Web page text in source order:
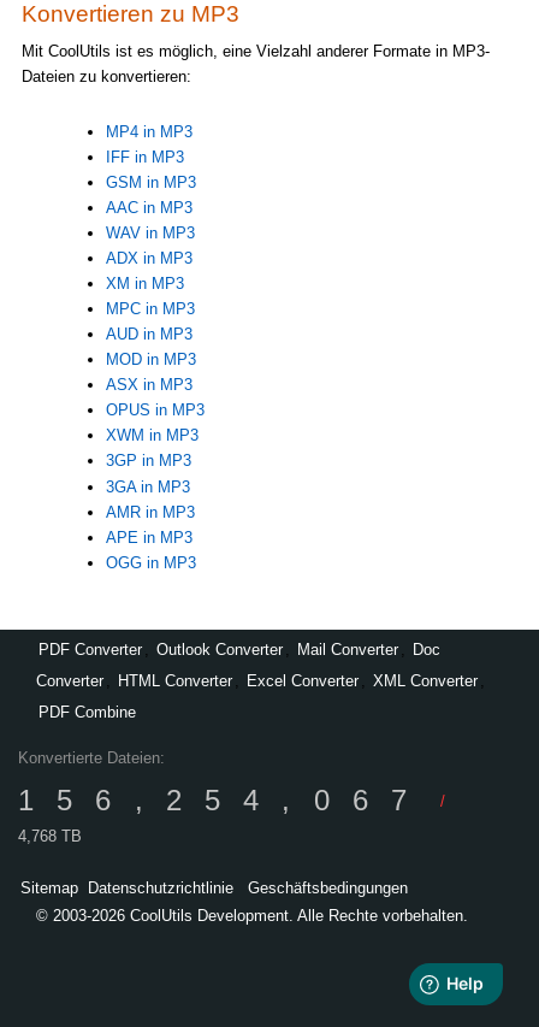
Konvertieren zu MP3
Mit CoolUtils ist es möglich, eine Vielzahl anderer Formate in MP3-
Dateien zu konvertieren:
MP4 in MP3
IFF in MP3
GSM in MP3
AAC in MP3
WAV in MP3
ADX in MP3
XM in MP3
MPC in MP3
AUD in MP3
MOD in MP3
ASX in MP3
OPUS in MP3
XWM in MP3
3GP in MP3
3GA in MP3
AMR in MP3
APE in MP3
OGG in MP3
PDF Converter Outlook Converter Mail Converter
Doc
Converter
HTML Converter Excel Converter XML Converter
PDF Combine
Konvertierte Dateien:
156,254,067
/
4,768 TB
Sitemap Datenschutzrichtlinie
Geschäftsbedingungen
© 2003-2026 CoolUtils Development. Alle Rechte vorbehalten.